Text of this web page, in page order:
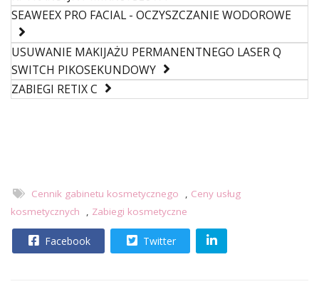
SEAWEEX PRO FACIAL - OCZYSZCZANIE WODOROWE
USUWANIE MAKIJAŻU PERMANENTNEGO LASER Q
SWITCH PIKOSEKUNDOWY
ZABIEGI RETIX C
Cennik gabinetu kosmetycznego , Ceny usług
kosmetycznych
, Zabiegi kosmetyczne
Facebook Twitter